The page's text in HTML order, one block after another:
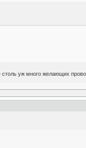
уж много желающих